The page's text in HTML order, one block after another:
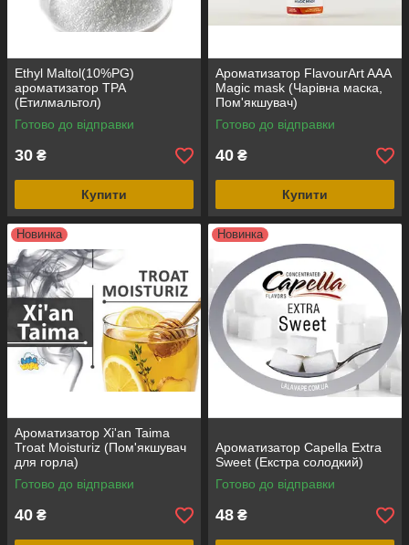
Ethyl Maltol(10%PG)
ароматизатор TPA
(Етилмальтол)
Готово до відправки
30 ₴
Купити
Ароматизатор FlavourArt AAA
Magic mask (Чарівна маска,
Пом'якшувач)
Готово до відправки
40 ₴
Купити
Новинка
Ароматизатор Xi'an Taima
Troat Moisturiz (Пом'якшувач
для горла)
Готово до відправки
40 ₴
Новинка
Ароматизатор Capella Extra
Sweet (Екстра солодкий)
Готово до відправки
48 ₴